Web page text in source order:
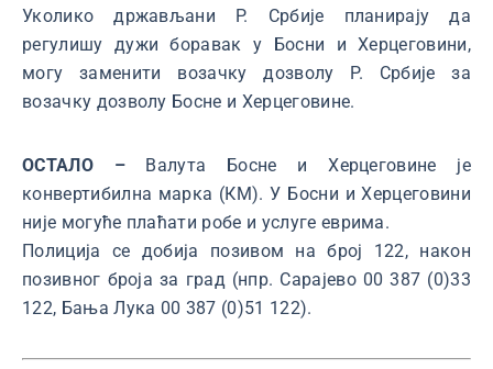
Уколико држављани Р. Србије планирају да
регулишу дужи боравак у Босни и Херцеговини,
могу заменити возачку дозволу Р. Србије за
возачку дозволу Босне и Херцеговине.
ОСТАЛО –Валута Босне и Херцеговине је
конвертибилна марка (КМ). У Босни и Херцеговини
није могуће плаћати робе и услуге еврима.
Полиција се добија позивом на број 122, након
позивног броја за град (нпр. Сарајево 00 387 (0)33
122, Бања Лука 00 387 (0)51 122).